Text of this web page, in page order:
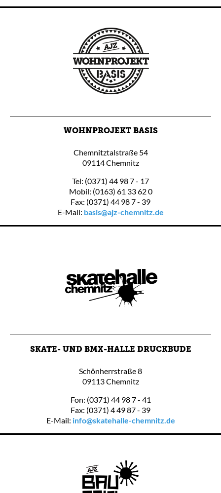
WOHNPROJEKT BASIS
Chemnitztalstraße 54
09114 Chemnitz
Tel: (0371) 44 98 7 - 17
Mobil: (0163) 61 33 62 0
Fax: (0371) 44 98 7 - 39
E-Mail: basis@ajz-chemnitz.de
SKATE- UND BMX-HALLE DRUCKBUDE
Schönherrstraße 8
09113 Chemnitz
Fon: (0371) 44 98 7 - 41
Fax: (0371) 4 49 87 - 39
E-Mail: info@skatehalle-chemnitz.de